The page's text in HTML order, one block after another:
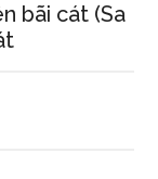
bãi cát (Sa